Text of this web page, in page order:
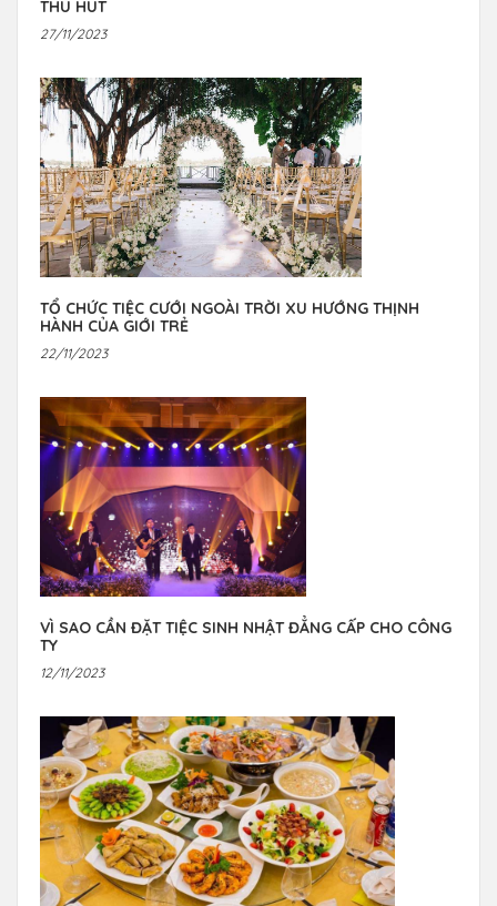
THU HÚT
27/11/2023
TỔ CHỨC TIỆC CƯỚI NGOÀI TRỜI XU HƯỚNG THỊNH
HÀNH CỦA GIỚI TRẺ
22/11/2023
VÌ SAO CẦN ĐẶT TIỆC SINH NHẬT ĐẲNG CẤP CHO CÔNG
TY
12/11/2023